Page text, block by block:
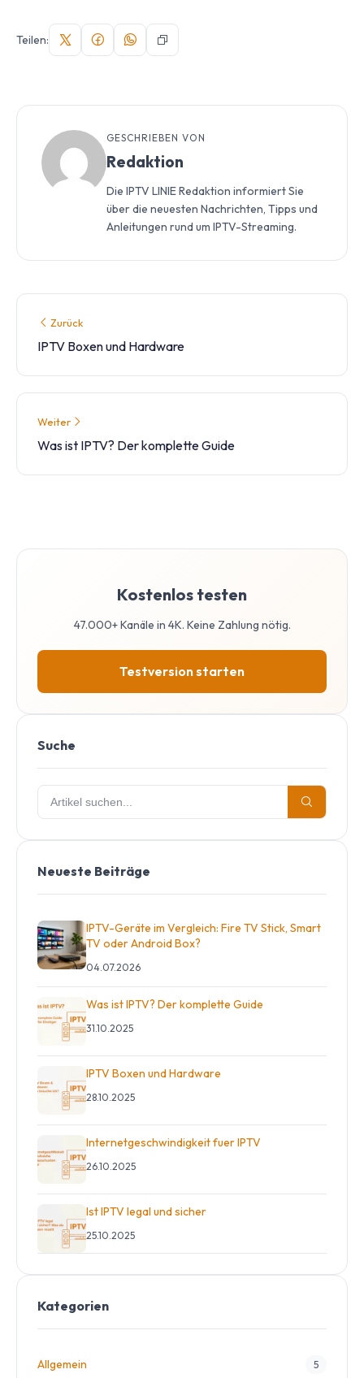
Teilen:
GESCHRIEBEN VON
Redaktion
Die IPTV LINIE Redaktion informiert Sie
über die neuesten Nachrichten, Tipps und
Anleitungen rund um IPTV-Streaming.
Zurück
IPTV Boxen und Hardware
Weiter
Was ist IPTV? Der komplette Guide
Kostenlos testen
47.000+ Kanäle in 4K. Keine Zahlung nötig.
Testversion starten
Suche
Neueste Beiträge
IPTV-Geräte im Vergleich: Fire TV Stick, Smart
TV oder Android Box?
04.07.2026
Was ist IPTV? Der komplette Guide
31.10.2025
IPTV Boxen und Hardware
28.10.2025
Internetgeschwindigkeit fuer IPTV
26.10.2025
Ist IPTV legal und sicher
25.10.2025
Kategorien
Allgemein 5